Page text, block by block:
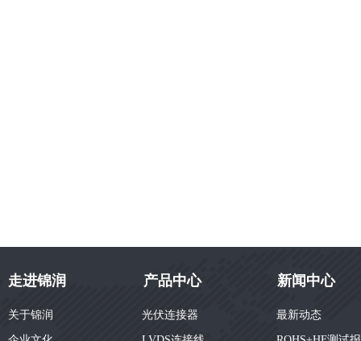
走进锦润
关于锦润
新闻中心
最新动态
光伏连接器
产品中心